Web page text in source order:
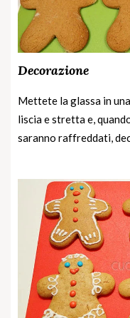
Decorazione
Mettete la glassa in
liscia e stretta e,
saranno raffreddati,